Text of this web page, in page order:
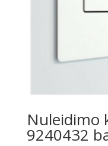
Nuleidimo
9240432